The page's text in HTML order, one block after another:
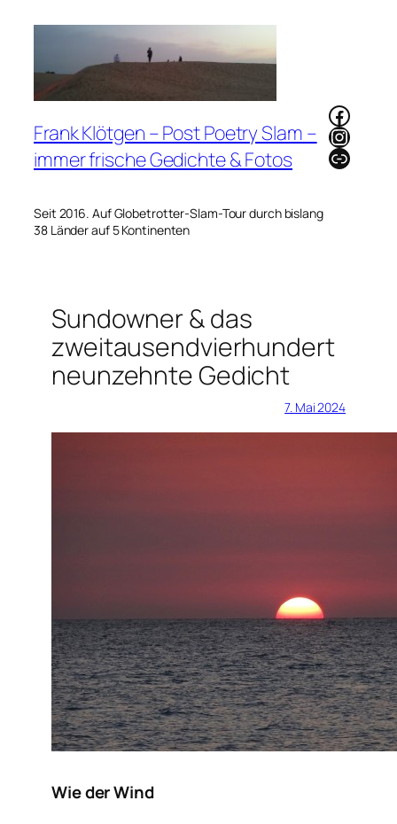
Frank Klötgen – Post Poetry Slam –
immer frische Gedichte & Fotos
Seit 2016. Auf Globetrotter-Slam-Tour durch bislang
38 Länder auf 5 Kontinenten
Link
Sundowner & das
zweitausendvierhundert
neunzehnte Gedicht
7. Mai 2024
Wie der Wind